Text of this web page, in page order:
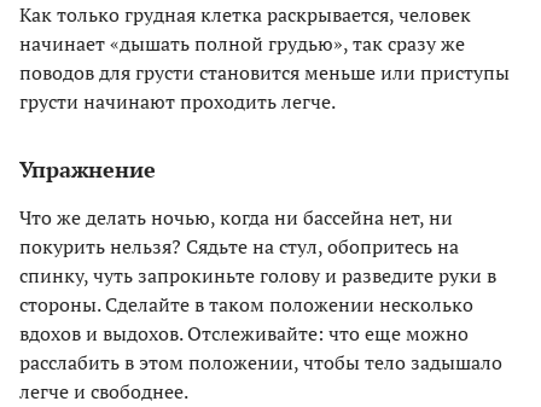
Как только грудная клетка раскрывается, человек
начинает «дышать полной грудью», так сразу же
поводов для грусти становится меньше или приступы
грусти начинают проходить легче.
Упражнение
Что же делать ночью, когда ни бассейна нет, ни
покурить нельзя? Сядьте на стул, обопритесь на
спинку, чуть запрокиньте голову и разведите руки в
стороны. Сделайте в таком положении несколько
вдохов и выдохов. Отслеживайте: что еще можно
расслабить в этом положении, чтобы тело задышало
легче и свободнее.